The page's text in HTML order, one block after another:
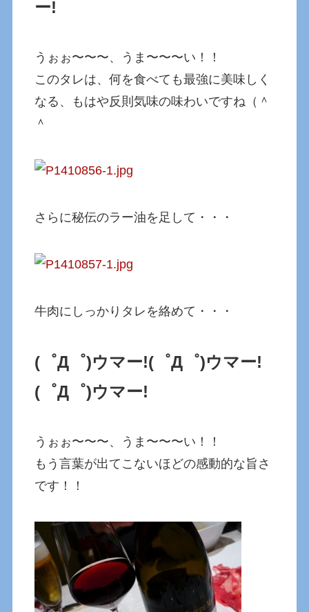
ー!
うぉぉ〜〜〜、うま〜〜〜い！！
このタレは、何を食べても最強に美味しく
なる、もはや反則気味の味わいですね（＾
＾
さらに秘伝のラー油を足して・・・
牛肉にしっかりタレを絡めて・・・
(゜Д゜)ウマー!(゜Д゜)ウマー!
(゜Д゜)ウマー!
うぉぉ〜〜〜、うま〜〜〜い！！
もう言葉が出てこないほどの感動的な旨さ
です！！